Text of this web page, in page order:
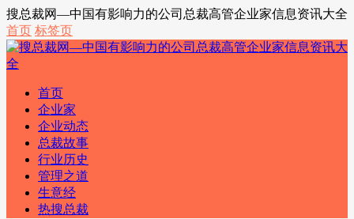
搜总裁网—中国有影响力的公司总裁高管企业家信息资讯大全
首页 标签页
首页
企业家
企业动态
总裁故事
行业历史
管理之道
生意经
热搜总裁